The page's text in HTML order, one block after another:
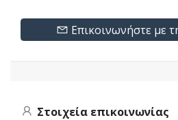
Επικοινωνήστε με
Στοιχεία επικοινωνίας